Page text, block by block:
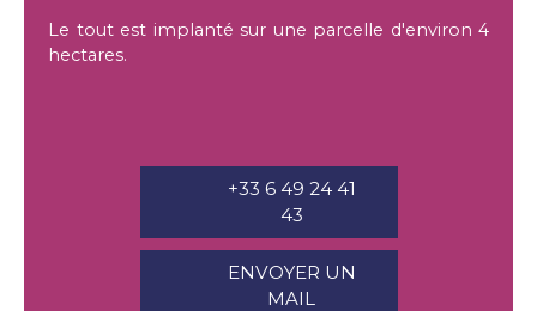
Le tout est implanté sur une parcelle d'environ 4
hectares.
+33 6 49 24 41
43
ENVOYER UN
MAIL